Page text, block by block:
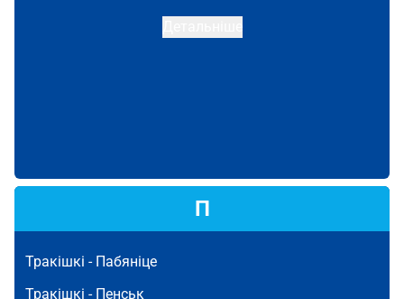
П
Тракішкі - Пабяніце
Тракішкі - Пенськ